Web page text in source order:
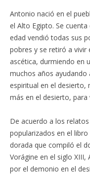
Antonio nació en el
el Alto Egipto. Se
edad vendió todas sus
pobres y se retiró a vivir
ascética, durmiendo en
muchos años
espiritual en el desierto,
más en el desierto,
De acuerdo a los
popularizados en el
dorada que compiló el
Vorágine en el siglo
por el demonio en el